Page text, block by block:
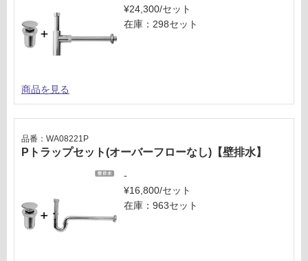
¥24,300/セット
在庫：298セット
商品を見る
Pトラップセット(オーバーフローなし)【壁排水】
品番：WA08221P
-
¥16,800/セット
在庫：963セット